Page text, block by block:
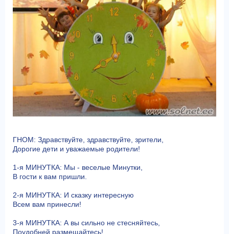
ГНОМ: Здравствуйте, здравствуйте, зрители,
Дорогие дети и уважаемые родители!
1-я МИНУТКА: Мы - веселые Минутки,
В гости к вам пришли.
2-я МИНУТКА: И сказку интересную
Всем вам принесли!
3-я МИНУТКА: А вы сильно не стесняйтесь,
Поудобней размещайтесь!